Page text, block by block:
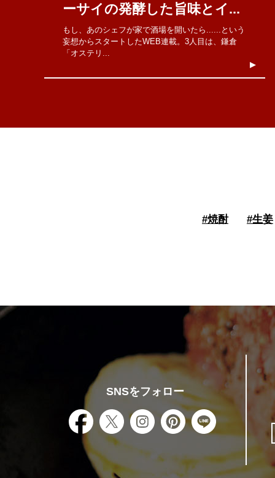
ーサイの発酵した旨味とイ...
もし、あのシェフが家で酒場を開いたら......という
妄想からスタートしたWEB連載。3人目は、鎌倉
「オステリ...
#焼酎 #生姜
SNSをフォロー